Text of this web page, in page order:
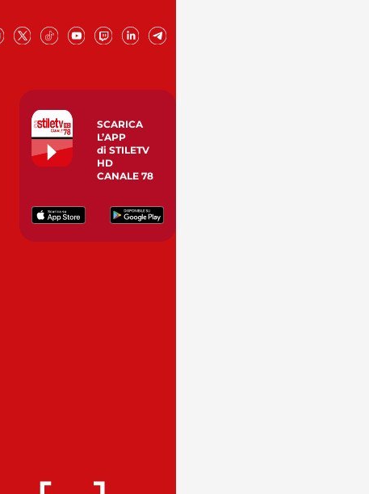
SCARICA
L’APP
di STILETV
HD
CANALE 78